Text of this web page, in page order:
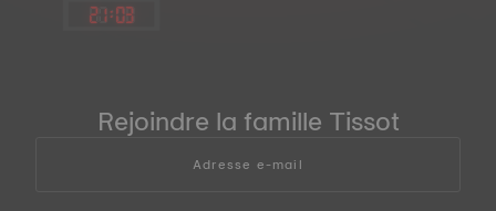
21:03
Rejoindre la famille Tissot
Adresse e-mail